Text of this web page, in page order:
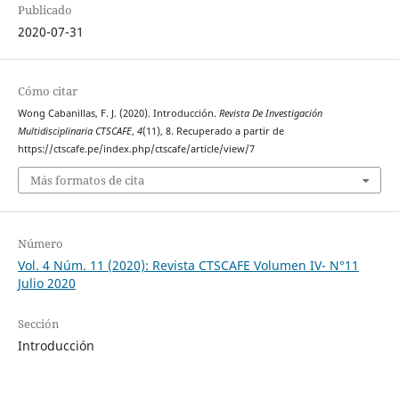
Publicado
2020-07-31
Cómo citar
Wong Cabanillas, F. J. (2020). Introducción. Revista De Investigación
Multidisciplinaria CTSCAFE, 4(11), 8. Recuperado a partir de
https://ctscafe.pe/index.php/ctscafe/article/view/7
Más formatos de cita
Número
Vol. 4 Núm. 11 (2020): Revista CTSCAFE Volumen IV- N°11
Julio 2020
Sección
Introducción